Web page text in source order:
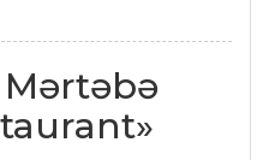
Mərtəbə